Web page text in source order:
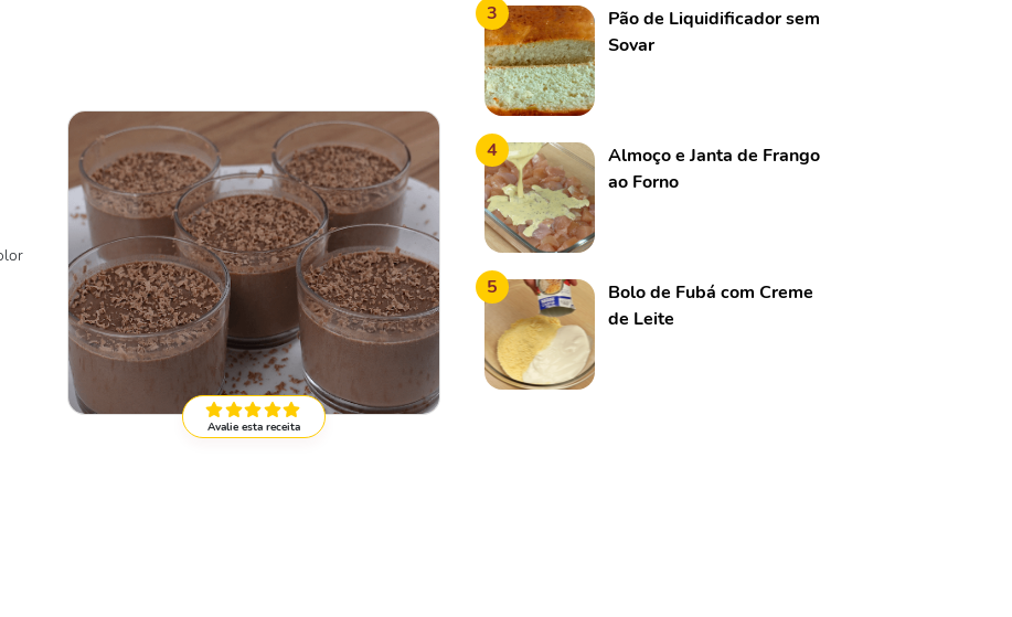
Avalie esta receita
3
Pão de Liquidificador sem
Sovar
4
Almoço e Janta de Frango
ao Forno
5
Bolo de Fubá com Creme
de Leite